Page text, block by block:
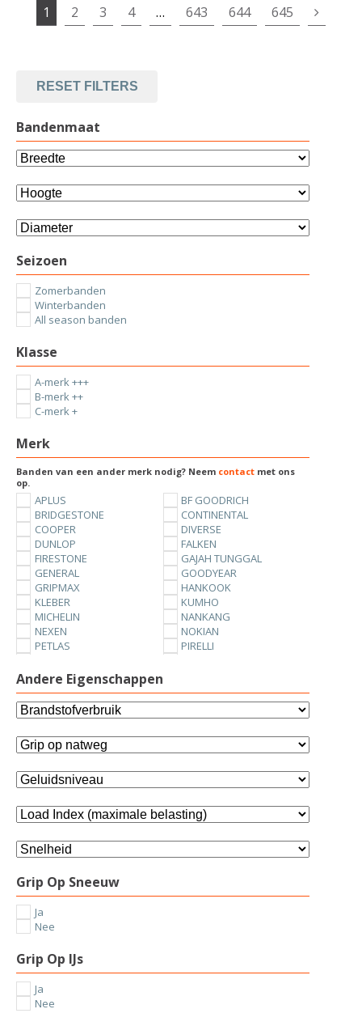
1 2 3 4 … 643 644 645
RESET FILTERS
Bandenmaat
Seizoen
Zomerbanden
Winterbanden
All season banden
Klasse
A-merk +++
B-merk ++
C-merk +
Merk
Banden van een ander merk nodig? Neem contact met ons
op.
APLUS
BF GOODRICH
BRIDGESTONE
CONTINENTAL
COOPER
DIVERSE
DUNLOP
FALKEN
FIRESTONE
GAJAH TUNGGAL
GENERAL
GOODYEAR
GRIPMAX
HANKOOK
KLEBER
KUMHO
MICHELIN
NANKANG
NEXEN
NOKIAN
PETLAS
PIRELLI
UNIROYAL
YOKOHAMA
Andere Eigenschappen
Grip Op Sneeuw
Ja
Nee
Grip Op IJs
Ja
Nee